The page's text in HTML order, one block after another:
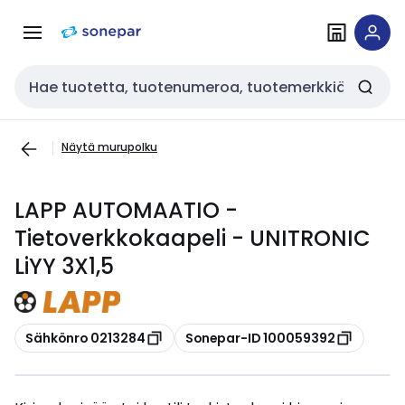
navigointiinsisältöön
Haku
Näytä murupolku
LAPP AUTOMAATIO -
Tietoverkkokaapeli - UNITRONIC
LiYY 3X1,5
Kopioi
Sähkönro 0213284 Kopioi
Sonepar-ID 100059392